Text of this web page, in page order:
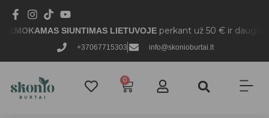
+37067715303 info@skonioburtai.lt
SIUNTIMAS LIETUVOJEperkant už 50 € ir daugiau.
0